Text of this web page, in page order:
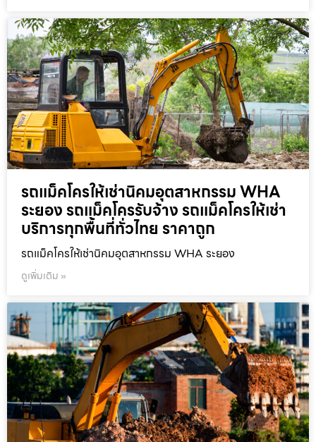
รถแม็คโครให้เช่านิคมอุตสาหกรรม WHA
ระยอง รถแม็คโครรับจ้าง รถแม็คโครให้เช่า
บริการทุกพื้นที่ทั่วไทย ราคาถูก
รถแม็คโครให้เช่านิคมอุตสาหกรรม WHA ระยอง
ดูเพิ่มเติม »